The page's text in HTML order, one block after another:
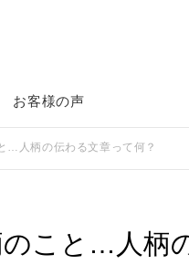
お客様の声
…人柄の伝わる文章って何？
のこと…人柄